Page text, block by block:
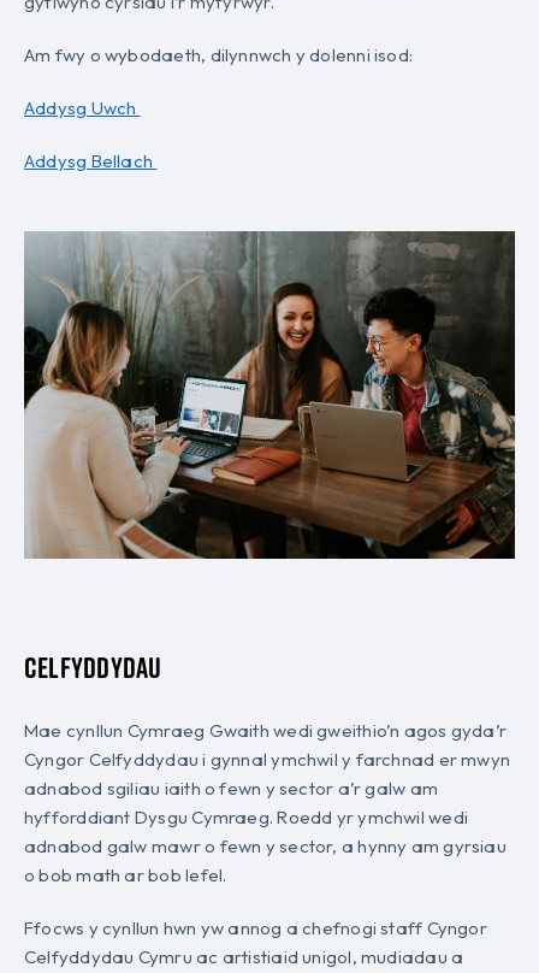
Am fwy o wybodaeth, dilynnwch y dolenni isod:
Addysg Uwch
Addysg Bellach
Celfyddydau
Mae cynllun Cymraeg Gwaith wedi gweithio’n agos gyda’r
Cyngor Celfyddydau i gynnal ymchwil y farchnad er mwyn
adnabod sgiliau iaith o fewn y sector a’r galw am
hyfforddiant Dysgu Cymraeg. Roedd yr ymchwil wedi
adnabod galw mawr o fewn y sector, a hynny am gyrsiau
o bob math ar bob lefel.
Ffocws y cynllun hwn yw annog a chefnogi staff Cyngor
Celfyddydau Cymru ac artistiaid unigol, mudiadau a